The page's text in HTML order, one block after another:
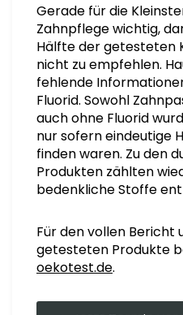
Gerade für die
Zahnpflege wichtig,
Hälfte der getesteten
nicht zu empfehlen.
fehlende
Fluorid. Sowohl
auch ohne Fluorid
nur sofern eindeutige
finden waren. Zu den
Produkten zählten
bedenkliche Stoffe
Für den vollen Bericht
getesteten Produkte
oekotest.de.